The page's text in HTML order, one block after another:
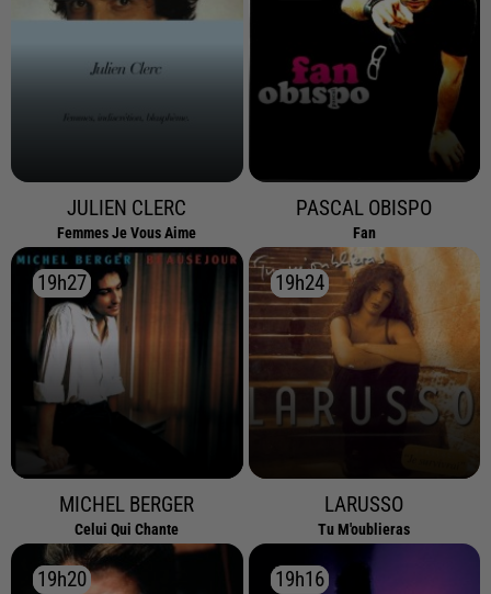
JULIEN CLERC
Femmes Je Vous Aime
PASCAL OBISPO
Fan
19h27
19h27
MICHEL BERGER
Celui Qui Chante
19h24
19h24
LARUSSO
Tu M'oublieras
19h20
19h20 19h16
19h16